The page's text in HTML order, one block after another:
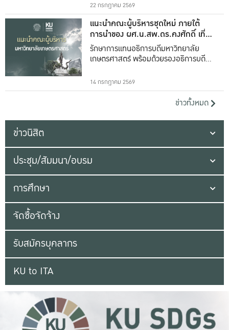
22 กรกฎาคม 2569
แนะนำคณะผู้บริหารชุดใหม่ ภายใต้
การนำของ ผศ.น.สพ.ดร.คงศักดิ์ เที่ยง
ธรรม
รักษาการแทนอธิการบดีมหาวิทยาลัย
เกษตรศาสตร์ พร้อมด้วยรองอธิการบดีทั้ง
14 กรกฎาคม 2569
ข่าวทั้งหมด
ข่าวนิสิต
ประชุม/สัมมนา/อบรม
การศึกษา
จัดซื้อจัดจ้าง
รับสมัครบุคลากร
KU to ITA